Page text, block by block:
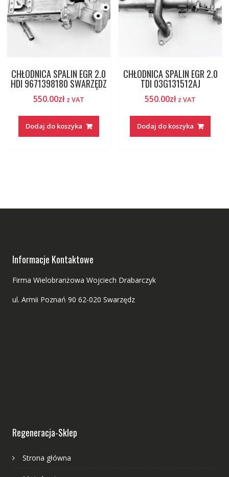
CHŁODNICA SPALIN EGR 2.0
HDI 9671398180 SWARZĘDZ
550.00zł z VAT
Dodaj do koszyka
CHŁODNICA SPALIN EGR 2.0
TDI 03G131512AJ
550.00zł z VAT
Dodaj do koszyka
Informacje Kontaktowe
Firma Wielobranżowa Wojciech Drabarczyk
ul. Armii Poznań 90 62-020 Swarzędz
Regeneracja-Sklep
Strona główna